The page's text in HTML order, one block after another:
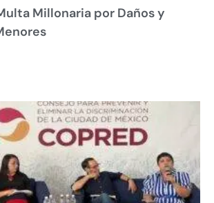
Millonaria por Daños y